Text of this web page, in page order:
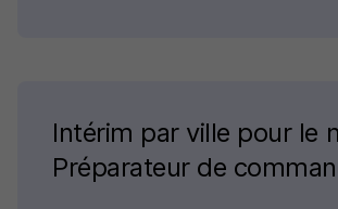
Intérim par ville pour le
Préparateur de